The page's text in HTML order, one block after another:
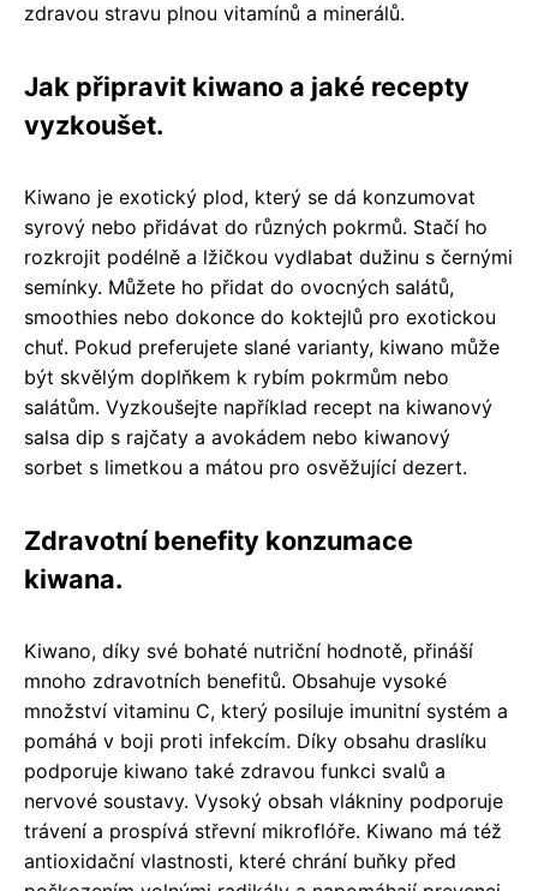
zdravou stravu plnou vitamínů a minerálů.
Jak připravit kiwano a jaké recepty
vyzkoušet.
Kiwano je exotický plod, který se dá konzumovat
syrový nebo přidávat do různých pokrmů. Stačí ho
rozkrojit podélně a lžičkou vydlabat dužinu s černými
semínky. Můžete ho přidat do ovocných salátů,
smoothies nebo dokonce do koktejlů pro exotickou
chuť. Pokud preferujete slané varianty, kiwano může
být skvělým doplňkem k rybím pokrmům nebo
salátům. Vyzkoušejte například recept na kiwanový
salsa dip s rajčaty a avokádem nebo kiwanový
sorbet s limetkou a mátou pro osvěžující dezert.
Zdravotní benefity konzumace
kiwana.
Kiwano, díky své bohaté nutriční hodnotě, přináší
mnoho zdravotních benefitů. Obsahuje vysoké
množství vitaminu C, který posiluje imunitní systém a
pomáhá v boji proti infekcím. Díky obsahu draslíku
podporuje kiwano také zdravou funkci svalů a
nervové soustavy. Vysoký obsah vlákniny podporuje
trávení a prospívá střevní mikroflóře. Kiwano má též
antioxidační vlastnosti, které chrání buňky před